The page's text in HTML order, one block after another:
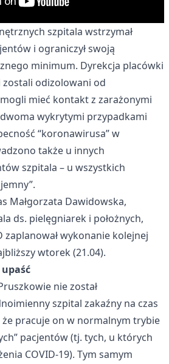
szpitala wstrzymał
i ograniczył swoją
minimum. Dyrekcja placówki
zostali odizolowani od
mieć kontakt z zarażonymi
wykrytymi przypadkami
“koronawirusa” w
także u innych
szpitala – u wszystkich
Małgorzata Dawidowska,
ds. pielęgniarek i położnych,
zaplanował wykonanie kolejnej
wtorek (21.04).
nie został
szpital zakaźny na czas
że pracuje on w normalnym trybie
pacjentów (tj. tych, u których
COVID-19). Tym samym